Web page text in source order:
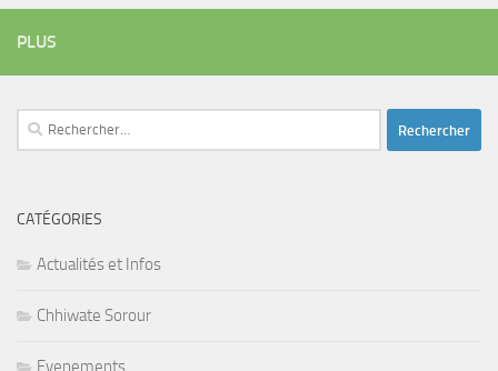
PLUS
Rechercher :
CATÉGORIES
Actualités et Infos
Chhiwate Sorour
Evenements